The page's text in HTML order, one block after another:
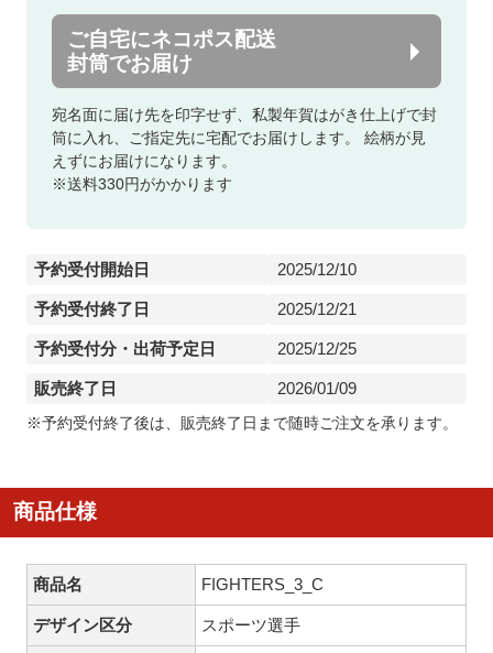
ご自宅にネコポス配送
封筒でお届け
宛名面に届け先を印字せず、私製年賀はがき仕上げで封
筒に入れ、ご指定先に宅配でお届けします。
絵柄が見
えずにお届けになります。
※送料330円がかかります
予約受付開始日 2025/12/10
予約受付終了日 2025/12/21
予約受付分・出荷予定日 2025/12/25
販売終了日 2026/01/09
※予約受付終了後は、販売終了日まで随時ご注文を承ります。
商品仕様
商品名 FIGHTERS_3_C
デザイン区分 スポーツ選手